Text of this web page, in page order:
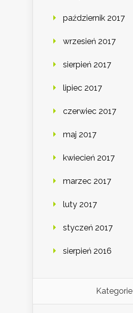
październik 2017
wrzesień 2017
sierpień 2017
lipiec 2017
czerwiec 2017
maj 2017
kwiecień 2017
marzec 2017
luty 2017
styczeń 2017
sierpień 2016
Kategorie